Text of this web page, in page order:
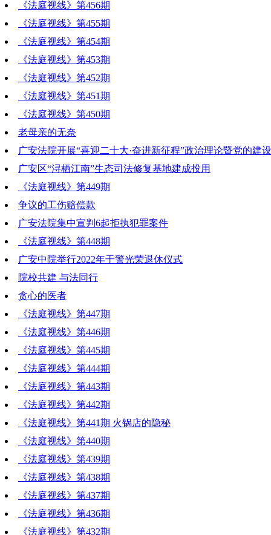
《法庭视线》第456期
《法庭视线》第455期
《法庭视线》第454期
《法庭视线》第453期
《法庭视线》第452期
《法庭视线》第451期
《法庭视线》第450期
老母亲的无奈
广安法院开展“喜迎二十大·奋进新征程”政治理论暨党的建
广安区“浔栖江南”生态司法修复基地建成投用
《法庭视线》第449期
争议的工伤赔偿款
广安法院集中宣判6起拒执犯罪案件
《法庭视线》第448期
广安中院举行2022年干警光荣退休仪式
院校共建 与法同行
贪心的医者
《法庭视线》第447期
《法庭视线》第446期
《法庭视线》第445期
《法庭视线》第444期
《法庭视线》第443期
《法庭视线》第442期
《法庭视线》第441期 火锅店的隐秘
《法庭视线》第440期
《法庭视线》第439期
《法庭视线》第438期
《法庭视线》第437期
《法庭视线》第436期
《法庭视线》第432期